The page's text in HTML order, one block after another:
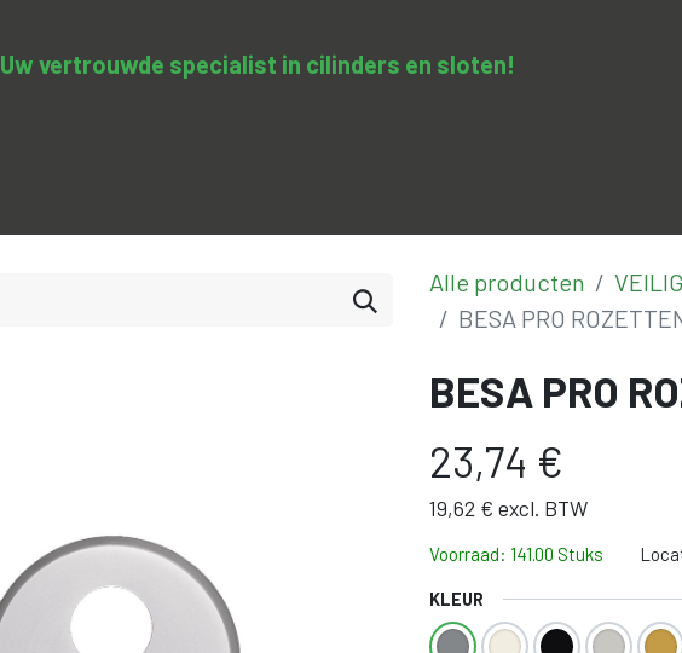
Uw vertrouwde specialist in cilinders en sloten​!
Alle producten
BESA PRO
BESA PRO
23,74 €
19,62 € excl. BTW
Voorraad: 141.00 Stuks
KLEUR